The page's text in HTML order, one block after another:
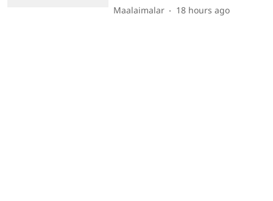
Maalaimalar 18 hours ago